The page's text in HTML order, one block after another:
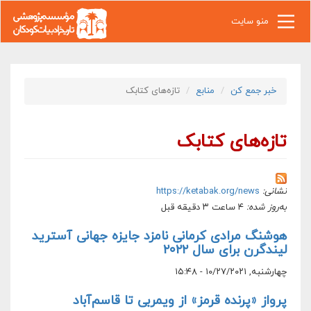
منو سایت
خبر جمع کن منابع تازه‌های کتابک
تازه‌های کتابک
نشانی: https://ketabak.org/news
به‌روز شده:
هوشنگ مرادی کرمانی نامزد جایزه جهانی آسترید
لیندگرن برای سال ۲۰۲۲
چهارشنبه, ۱۰/۲۷/۲۰۲۱ - ۱۵:۴۸
پرواز «پرنده قرمز» از ویمربی تا قاسم‌آباد